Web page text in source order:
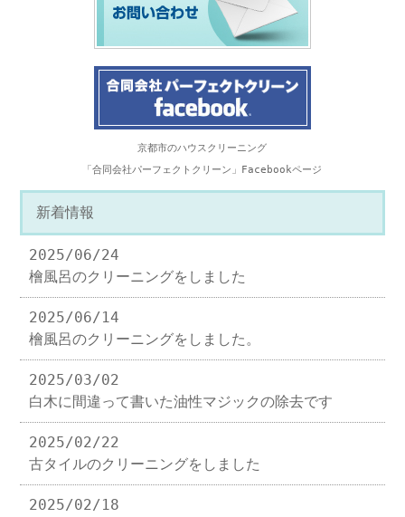
京都市のハウスクリーニング
「合同会社パーフェクトクリーン」Facebookページ
新着情報
2025/06/24
檜風呂のクリーニングをしました
2025/06/14
檜風呂のクリーニングをしました。
2025/03/02
白木に間違って書いた油性マジックの除去です
2025/02/22
古タイルのクリーニングをしました
2025/02/18